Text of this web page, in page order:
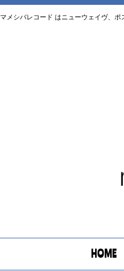
メシバレコード はニューウェイヴ、
HOME